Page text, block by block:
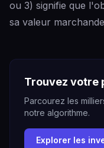
ou 3) signifie que
sa valeur
Trouvez votre
Parcourez les
notre algorithme.
Explorer les